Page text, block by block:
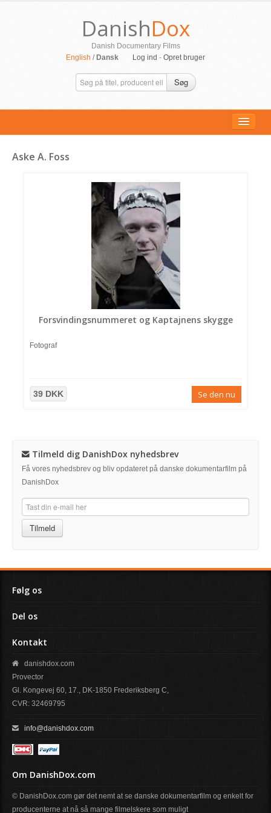
DanishDox
Danish Documentary Films
English / Dansk Log ind - Opret bruger
Søg
Aske A. Foss
Forsvindingsnummeret og Kaptajnens skygge
Fotograf
39 DKK Se den nu
Tilmeld dig DanishDox nyhedsbrev
Få vores nyhedsbrev og bliv opdateret på danske dokumentarfilm på
DanishDox
Tilmeld
Følg os
Del os
Kontakt
danishdox.com
Provector
Gl. Kongevej 60, 17., DK-1850 Frederiksberg C,
CVR: 32469795
info@danishdox.com
Om DanishDox.com
© DanishDox.com gør det nemt at se danske dokumentarfilm og enkelt for
producenterne at nå så mange filmelskere som muligt